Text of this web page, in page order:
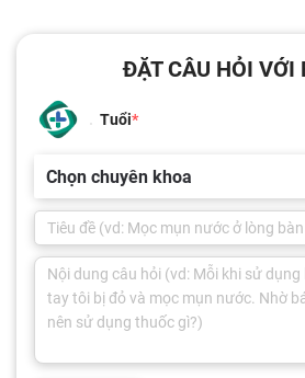
ĐẶT CÂU HỎI VỚI
Tuổi
Chọn chuyên khoa